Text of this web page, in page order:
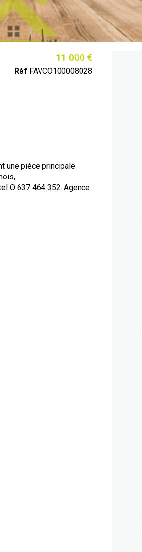
11 000 €
Réf FAVCO100008028
une pièce principale
O 637 464 352, Agence